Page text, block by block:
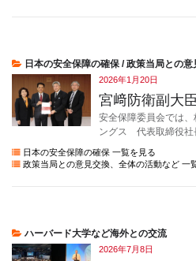
日本の安全保障の確保 / 政策当局との
2026年1月20日
宮﨑防衛副大
安全保障委員会では
ングス 代表取締役社
日本の安全保障の確保 一覧を見る
政策当局との意見交換、全体の活動など 一
ハーバード大学など海外との交流
2026年7月8日